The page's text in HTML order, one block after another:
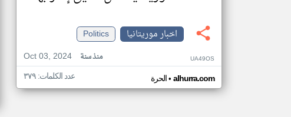
اخبار موريتانيا
Politics
Oct 03, 2024
منذ سنة UA49OS
الحرة• alhurra.com عدد الكلمات: ٣٧٩